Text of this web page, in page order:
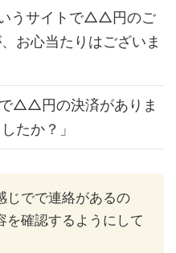
うサイトで△△円のご
お心当たりはございま
△△円の決済がありま
たか？」
じでで連絡があるの
を確認するようにして